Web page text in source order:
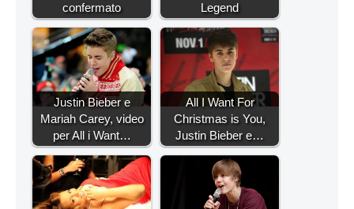
confermato
Legend
Justin Bieber e
Mariah Carey, video
per All i Want…
All I Want For
Christmas is You,
Justin Bieber e…